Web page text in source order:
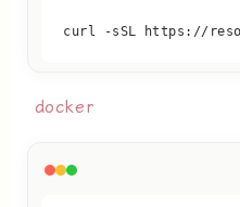
curl -sSL https://
docker